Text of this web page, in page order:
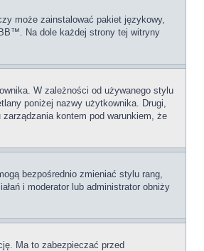
może zainstalować pakiet językowy,
Na dole każdej strony tej witryny
W zależności od używanego stylu
poniżej nazwy użytkownika. Drugi,
kontem pod warunkiem, że
bezpośrednio zmieniać stylu rang,
i moderator lub administrator obniży
Ma to zabezpieczać przed